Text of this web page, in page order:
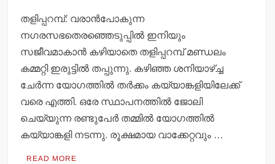
തളിപ്പറമ്പ്: വരാന്‍പോകുന്ന
നഗരസഭതെരഞ്ഞെടുപ്പില്‍ ഇനിയും
സജീവമാകാന്‍ കഴിയാതെ തളിപ്പറമ്പ് മണ്ഡലം
കമ്മറ്റി ഇരുട്ടില്‍ തപ്പുന്നു. കഴിഞ്ഞ ശനിയാഴ്ച്ച
ചേര്‍ന്ന യോഗത്തില്‍ തര്‍ക്കം കയ്യാങ്കളിയിലേക്ക്
വരെ എത്തി. ഒരേ സ്ഥാപനത്തില്‍ ജോലി
ചെയ്യുന്ന രണ്ടുപേര്‍ തമ്മില്‍ യോഗത്തില്‍
കയ്യാങ്കളി നടന്നു. രൂക്ഷമായ വാക്കേറ്റവും …
READ MORE